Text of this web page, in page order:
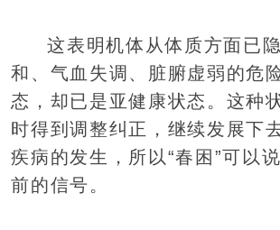
这表明机体从体质方面已
和、气血失调、脏腑虚弱的危
态，却已是亚健康状态。这种
时得到调整纠正，继续发展下
疾病的发生，所以“春困”可以
前的信号。